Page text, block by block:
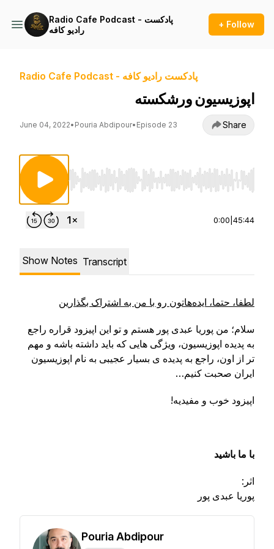
Radio Cafe Podcast - پادکست
راديو کافه
+ Follow
Radio Cafe Podcast - پادکست راديو کافه
اپوزیسیون ورشکسته
June 04, 2022• Pouria Abdipour• Episode 23 Share
Use Left/Right to seek, Home/End to jump
0:00 45:44
Show Notes Transcript
لطفا، حتما، ایده‌ها‌تون رو با من به اشتراک بگذارین
سلام؛ من پوریا عبدی پور هستم و تو این اپیزود قراره راجع
به پدیده اپوزیسیون، ویژگی هایی که باید داشته باشه و مهم
تر از اون، راجع به پدیده ی بسیار عجیبی به نام اپوزیسیون
ایران صحبت کنیم…
اپیزود خوب و مفیدیه!
با ما باشید
اثر:
پوریا عبدی پور
Pouria Abdipour